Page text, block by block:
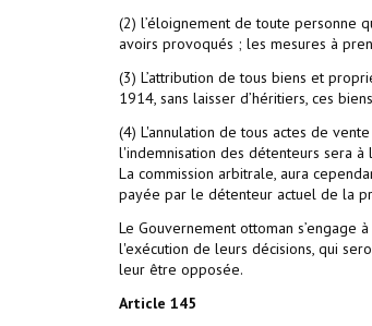
(2) l’éloignement de toute personne
avoirs provoqués ; les mesures à
(3) L’attribution de tous biens et
1914, sans laisser d’héritiers, ces
(4) L'annulation de tous actes de
l'indemnisation des détenteurs sera
La commission arbitrale, aura
payée par le détenteur actuel de la
Le Gouvernement ottoman s’engage
l'exécution de leurs décisions, qui
leur être opposée.
Article 145